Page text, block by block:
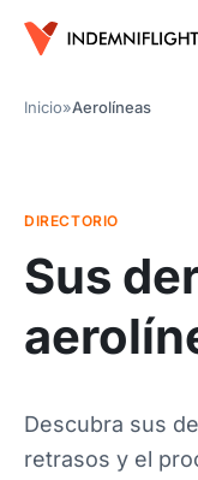
Inicio»Aerolíneas
DIRECTORIO
Sus
Descubra sus
retrasos y el